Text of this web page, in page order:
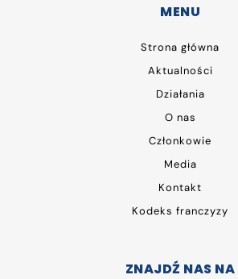
MENU
Strona główna
Aktualności
Działania
O nas
Członkowie
Media
Kontakt
Kodeks franczyzy
ZNAJDŹ NAS NA